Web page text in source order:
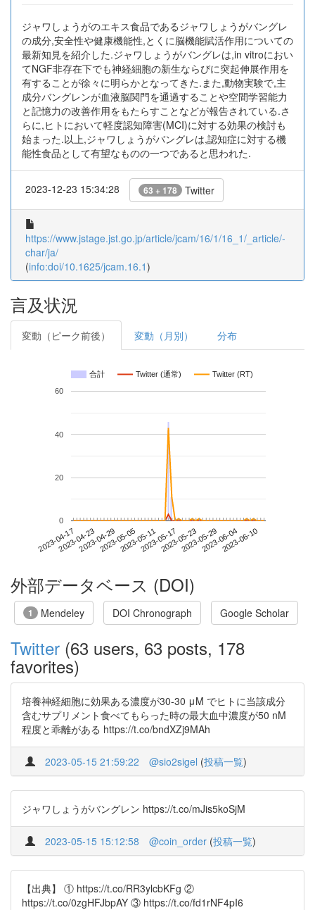
ジャワしょうがのエキス食品であるジャワしょうがバングレ
の成分,安全性や健康機能性,とくに脳機能賦活作用についての
最新知見を紹介した.ジャワしょうがバングレは,in vitroにおい
てNGF非存在下でも神経細胞の新生ならびに突起伸展作用を
有することが徐々に明らかとなってきた.また,動物実験で,主
成分バングレンが血液脳関門を通過することや空間学習能力
と記憶力の改善作用をもたらすことなどが報告されている.さ
らに,ヒトにおいて軽度認知障害(MCI)に対する効果の検討も
始まった.以上,ジャワしょうがバングレは,認知症に対する機
能性食品として有望なものの一つであると思われた.
2023-12-23 15:34:28 63 + 178 Twitter
https://www.jstage.jst.go.jp/article/jcam/16/1/16_1/_article/-
char/ja/
(info:doi/10.1625/jcam.16.1)
言及状況
変動（ピーク前後） 変動（月別） 分布
合計 Twitter (通常) Twitter (RT)
2023-04-172023-04-232023-04-292023-05-052023-05-112023-05-172023-05-232023-05-292023-06-042023-06-10
0
20
40
60
外部データベース (DOI)
1 Mendeley DOI Chronograph Google Scholar
Twitter (63 users, 63 posts, 178
favorites)
培養神経細胞に効果ある濃度が30-30 μM でヒトに当該成分
含むサプリメント食べてもらった時の最大血中濃度が50 nM
程度と乖離がある https://t.co/bndXZj9MAh
2023-05-15 21:59:22 @sio2sigel (投稿一覧)
ジャワしょうがバングレン https://t.co/mJis5koSjM
2023-05-15 15:12:58 @coin_order (投稿一覧)
【出典】 ① https://t.co/RR3ylcbKFg ②
https://t.co/0zgHFJbpAY ③ https://t.co/fd1rNF4pI6